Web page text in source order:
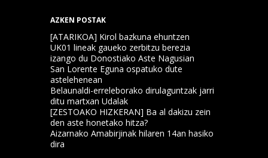
AZKEN POSTAK
[ATARIKOA] Kirol bazkuna ehuntzen
UK01 lineak gaueko zerbitzu berezia
izango du Donostiako Aste Nagusian
San Lorente Eguna ospatuko dute
astelehenean
Belaunaldi-erreleborako dirulaguntzak jarri
ditu martxan Udalak
[ZESTOAKO HIZKERAN] Ba al dakizu zein
den aste honetako hitza?
Aizarnako Amabirjinak hilaren 14an hasiko
dira